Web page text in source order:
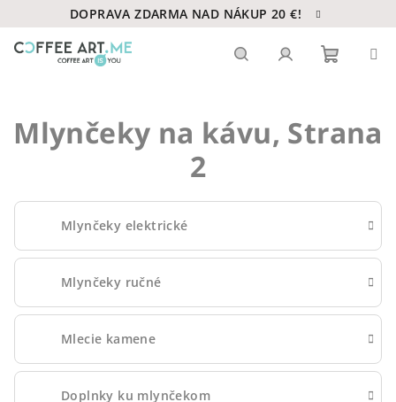
na
obsah
DOPRAVA ZDARMA NAD NÁKUP 20 €!
košík
Mlynčeky na kávu, Strana
2
Mlynčeky elektrické
Mlynčeky ručné
Mlecie kamene
Doplnky ku mlynčekom